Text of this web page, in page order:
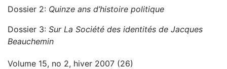
Dossier 2: Quinze ans d’histoire politique
Dossier 3: Sur La Société des identités de Jacques
Beauchemin
Volume 15, no 2, hiver 2007 (26)